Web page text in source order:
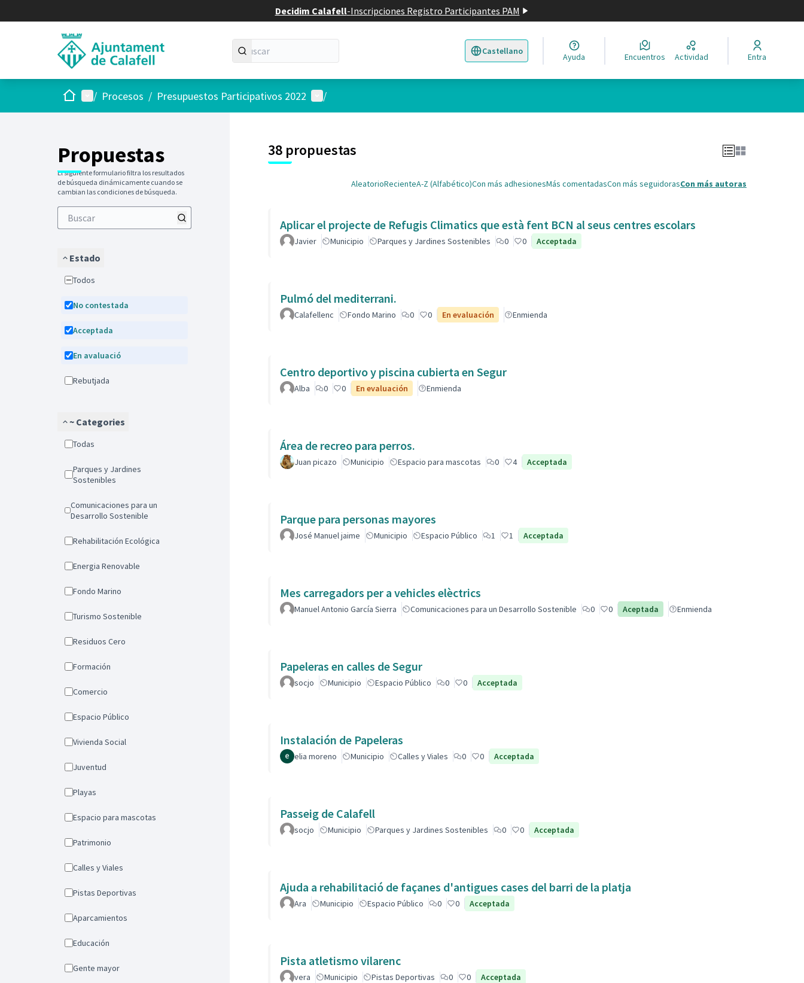
Decidim Calafell-Inscripciones Registro Participantes PAM
Castellano
Triar la llengua Elegir el idioma
Ayuda Encuentros Actividad Entra
InicioMenú principal
/ Procesos / Presupuestos Participativos 2022 Menú de usuario
/
Propuestas
El siguiente formulario filtra los resultados
de búsqueda dinámicamente cuando se
cambian las condiciones de búsqueda.
Estado
Todos
No contestada
Acceptada
En avaluació
Rebutjada
~ Categories
Todas
Parques y Jardines
Sostenibles
Comunicaciones para un
Desarrollo Sostenible
Rehabilitación Ecológica
Energia Renovable
Fondo Marino
Turismo Sostenible
Residuos Cero
Formación
Comercio
Espacio Público
Vivienda Social
Juventud
Playas
Espacio para mascotas
Patrimonio
Calles y Viales
Pistas Deportivas
Aparcamientos
Educación
Gente mayor
38 propuestas
AleatorioRecienteA-Z (Alfabético)Con más adhesionesMás comentadasCon más seguidorasCon más autoras
Aplicar el projecte de Refugis Climatics que està fent BCN al seus centres escolars
Javier Municipio Parques y Jardines Sostenibles 0 0 Acceptada
Pulmó del mediterrani.
Calafellenc Fondo Marino 0 0 En evaluación Enmienda
Centro deportivo y piscina cubierta en Segur
Alba 0 0 En evaluación Enmienda
Área de recreo para perros.
Juan picazo Municipio Espacio para mascotas 0 4 Acceptada
Parque para personas mayores
José Manuel jaime Municipio Espacio Público 1 1 Acceptada
Mes carregadors per a vehicles elèctrics
Manuel Antonio García Sierra Comunicaciones para un Desarrollo Sostenible 0 0 Aceptada Enmienda
Papeleras en calles de Segur
socjo Municipio Espacio Público 0 0 Acceptada
Instalación de Papeleras
elia moreno Municipio Calles y Viales 0 0 Acceptada
Passeig de Calafell
socjo Municipio Parques y Jardines Sostenibles 0 0 Acceptada
Ajuda a rehabilitació de façanes d'antigues cases del barri de la platja
Ara Municipio Espacio Público 0 0 Acceptada
Pista atletismo vilarenc
vera Municipio Pistas Deportivas 0 0 Acceptada